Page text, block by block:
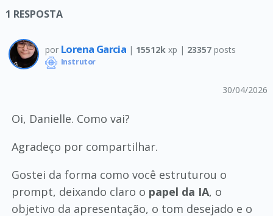
1 RESPOSTA
por Lorena Garcia | 15512k xp | 23357posts
Instrutor
30/04/2026
Oi, Danielle. Como vai?
Agradeço por compartilhar.
Gostei da forma como você estruturou o
prompt, deixando claro o papel da IA, o
objetivo da apresentação, o tom desejado e o